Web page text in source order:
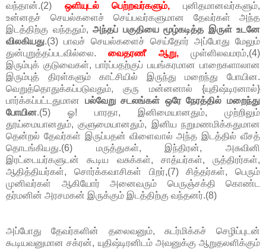
வந்தான்.(2) ஒளியுடல் பெற்றவர்களும், புனிதமானவர்களும்,
உன்னதச் செயல்களைச் செய்பவர்களுமான தேவர்கள் அந்த
இடத்திற்கு வந்ததும், அந்தப் பகுதியை மூழ்கடித்த இருள் உடனே
விலகியது.(3) பாவச் செயல்களைச் செய்தோர் அப்போது மேலும்
துன்புறுத்தப்படவில்லை.வைதரணீ ஆறு,முள்ளிலவமரம்,(4)
இரும்புக் குடுவைகள், பார்ப்பதற்குப் பயங்கரமான பாறைகளாலான
இரும்புத் திரள்களும் காட்சியில் இருந்து மறைந்து போயின.
வெறுத்தொதுக்கப்படுவதும், குரு மன்னனால் {யுதிஷ்டிரனால்}
பார்க்கப்பட்டதுமான பல்வேறு சடலங்கள் ஒரே நேரத்தில் மறைந்து
போயின.(5) ஓ! பாரதா, இனிமையானதும், முற்றிலும்
தூய்மையானதும், குளுமையானதும், இனிய நறுமணமிக்கதுமான
தென்றல் தேவர்கள் இருப்பதன் விளைவால் அந்த இடத்தில் வீசத்
தொடங்கியது.(6) மருத்துகள், இந்திரன், அசுவினி
இரட்டையர்களுடன் கூடிய வசுக்கள், சாத்யர்கள், ருத்திரர்கள்,
ஆதித்தியர்கள், சொர்க்கவாசிகள் பிறர்,(7) சித்தர்கள், பெரும்
முனிவர்கள் ஆகியோர் அனைவரும் பெருஞ்சக்தி கொண்ட
தர்மனின் அரசமகன் இருக்கும் இடத்திற்கு வந்தனர்.(8)
அப்போது தேவர்களின் தலைவனும், சுடர்மிக்கச் செழிப்புடன்
கூடியவனுமான சக்ரன், யுதிஷ்டிரனிடம் அவனுக்கு ஆறுதலளிக்கும்